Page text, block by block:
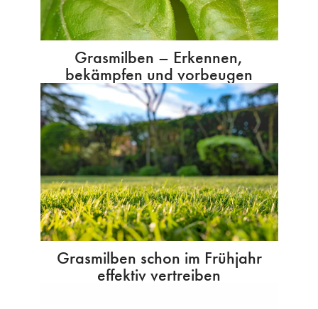
Grasmilben – Erkennen,
bekämpfen und vorbeugen
Grasmilben schon im Frühjahr
effektiv vertreiben